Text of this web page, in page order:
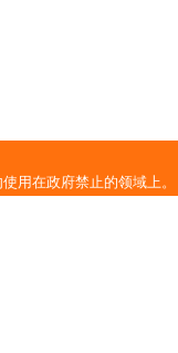
用在政府禁止的领域上。